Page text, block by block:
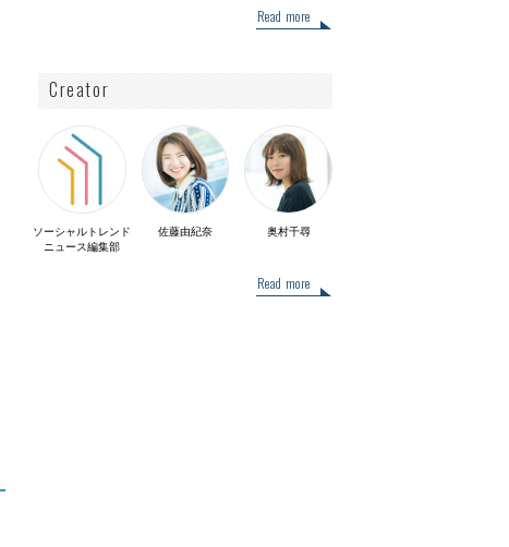
Read more
Creator
ソーシャルトレンド
ニュース編集部
佐藤由紀奈 奥村千尋
Read more